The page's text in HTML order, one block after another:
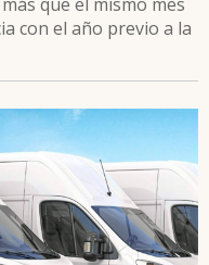
con el año previo a la